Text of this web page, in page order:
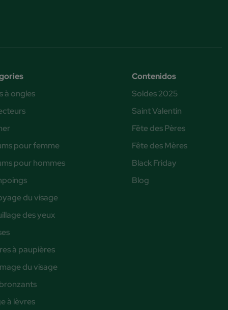
à ongles
pour femme
pour hommes
du visage
des yeux
à paupières
du visage
à lèvres
Contenidos
Soldes 2025
Saint Valentin
Fête des Pères
Fête des Mères
Black Friday
Blog